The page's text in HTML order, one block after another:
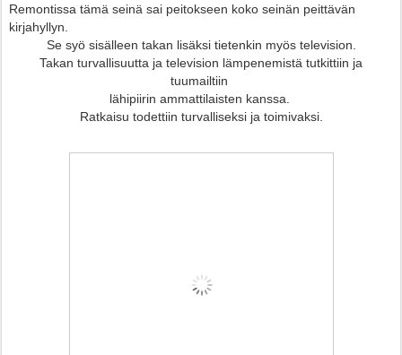
Remontissa tämä seinä sai peitokseen koko seinän peittävän
kirjahyllyn.
Se syö sisälleen takan lisäksi tietenkin myös television.
Takan turvallisuutta ja television lämpenemistä tutkittiin ja
tuumailtiin
lähipiirin ammattilaisten kanssa.
Ratkaisu todettiin turvalliseksi ja toimivaksi.